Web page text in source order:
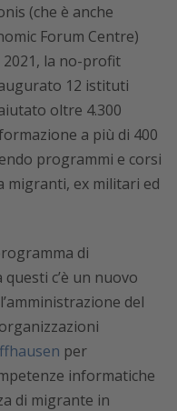
(che è anche
Forum Centre)
la no-profit
12 istituti
oltre 4.300
a più di 400
programmi e corsi
migranti, ex militari ed
di
c’è un nuovo
del
per
informatiche
di migrante in